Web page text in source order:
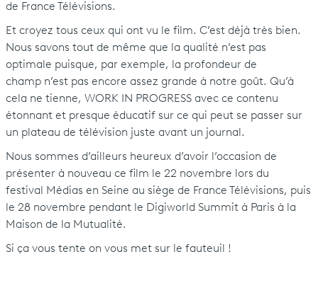
de France Télévisions.
Et croyez tous ceux qui ont vu le film. C’est déjà très bien.
Nous savons tout de même que la qualité n’est pas
optimale puisque, par exemple, la profondeur de
champ n’est pas encore assez grande à notre goût. Qu’à
cela ne tienne, WORK IN PROGRESS avec ce contenu
étonnant et presque éducatif sur ce qui peut se passer sur
un plateau de télévision juste avant un journal.
Nous sommes d’ailleurs heureux d’avoir l’occasion de
présenter à nouveau ce film le 22 novembre lors du
festival Médias en Seine au siège de France Télévisions, puis
le 28 novembre pendant le Digiworld Summit à Paris à la
Maison de la Mutualité.
Si ça vous tente on vous met sur le fauteuil !